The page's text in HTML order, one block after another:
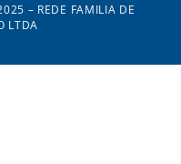
– REDE FAMILIA DE
LTDA